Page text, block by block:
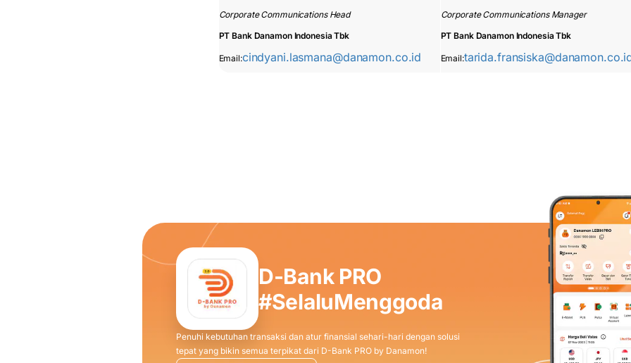
Corporate Communications Head
PT Bank Danamon Indonesia Tbk
Email:cindyani.lasmana@danamon.co.id
Corporate Communications Manager
PT Bank Danamon Indonesia Tbk
Email:
D-Bank PRO
#SelaluMenggoda
Penuhi kebutuhan transaksi dan atur finansial sehari-hari dengan solusi
tepat yang bikin semua terpikat dari D-Bank PRO by Danamon!